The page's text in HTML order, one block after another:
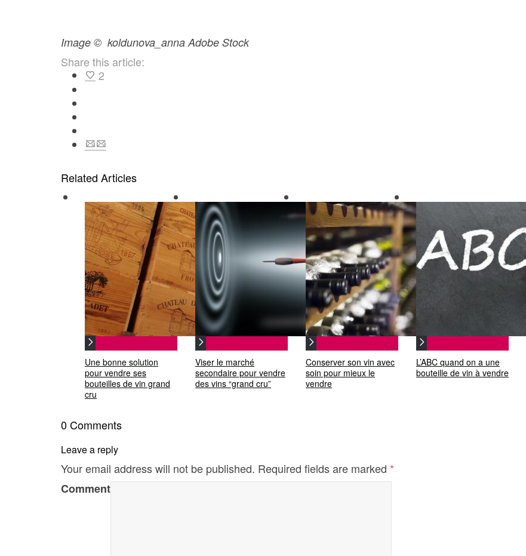
Image © koldunova_anna Adobe Stock
Share this article:
2
Related Articles
Une bonne solution
pour vendre ses
bouteilles de vin grand
cru
Viser le marché
secondaire pour vendre
des vins “grand cru”
Conserver son vin avec
soin pour mieux le
vendre
L’ABC quand on a une
bouteille de vin à vendre
0 Comments
Leave a reply
Your email address will not be published. Required fields are marked *
Comment